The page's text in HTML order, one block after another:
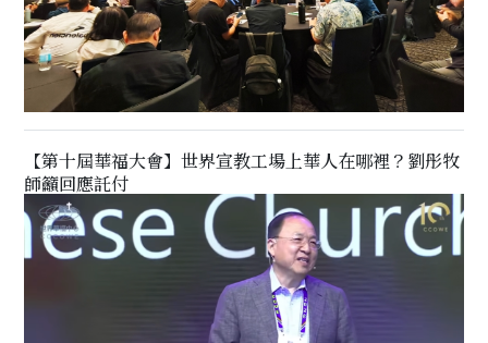
【第十屆華福大會】世界宣教工場上華人在哪裡？劉彤牧
師籲回應託付